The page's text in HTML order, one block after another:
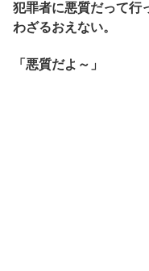
犯罪者に悪質だって行
わざるおえない。
「悪質だよ～」